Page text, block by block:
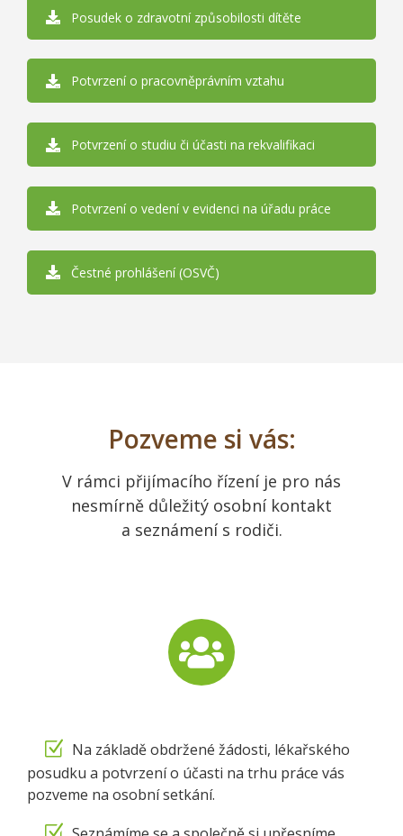
Posudek o zdravotní způsobilosti dítěte
Potvrzení o pracovněprávním vztahu
Potvrzení o studiu či účasti na rekvalifikaci
Potvrzení o vedení v evidenci na úřadu práce
Čestné prohlášení (OSVČ)
Pozveme si vás:
V rámci přijímacího řízení je pro nás
nesmírně důležitý osobní kontakt
a seznámení s rodiči.
Na základě obdržené žádosti, lékařského
posudku a potvrzení o účasti na trhu práce vás
pozveme na osobní setkání.